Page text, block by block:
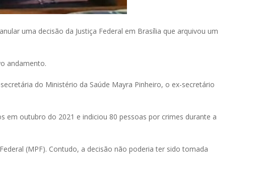
uma decisão da Justiça Federal em Brasília que arquivou um
andamento.
do Ministério da Saúde Mayra Pinheiro, o ex-secretário
em outubro do 2021 e indiciou 80 pessoas por crimes durante a
(MPF). Contudo, a decisão não poderia ter sido tomada